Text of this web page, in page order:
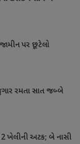
પર છૂટેલો
રમતા સાત જબ્બે
ખેલીની અટક; બે નાસી